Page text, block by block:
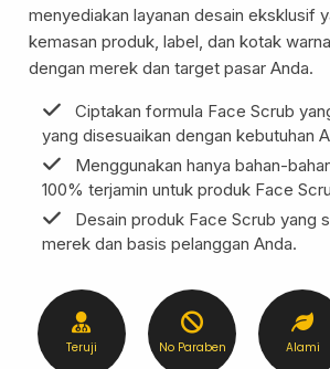
Baby And Kids
Body Care
Hair Care
Men Care
Men Skincare
menyediakan layanan desain eksklusif
kemasan produk, label, dan kotak
dengan merek dan target pasar Anda.
Ciptakan formula Face Scrub
yang disesuaikan dengan kebutuhan
Menggunakan hanya bahan-
100% terjamin untuk produk Face
Desain produk Face Scrub yang
merek dan basis pelanggan Anda.
Teruji No Paraben Alami